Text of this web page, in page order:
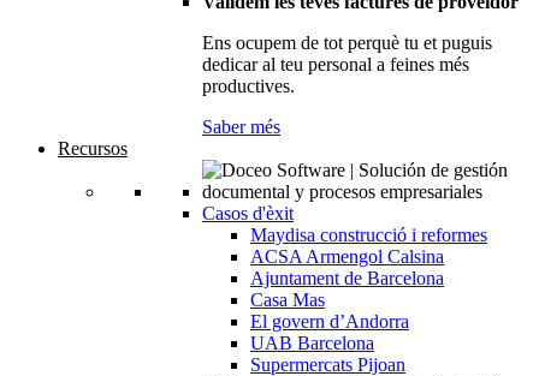
Ens ocupem de tot perquè tu et puguis
dedicar al teu personal a feines més
productives.
Saber més
Recursos
Casos d'èxit
Maydisa construcció i reformes
ACSA Armengol Calsina
Ajuntament de Barcelona
Casa Mas
El govern d’Andorra
UAB Barcelona
Supermercats Pijoan